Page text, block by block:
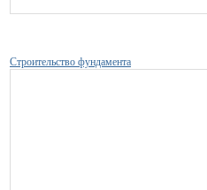
Строительство фундамента